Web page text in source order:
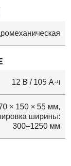
12 В / 105 А·ч
× 150 × 55 мм,
ширины:
300–1250 мм